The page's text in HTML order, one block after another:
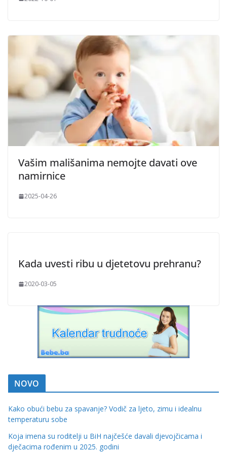
Vašim mališanima nemojte davati ove
namirnice
2025-04-26
Kada uvesti ribu u djetetovu prehranu?
2020-03-05
NOVO
Kako obući bebu za spavanje? Vodič za ljeto, zimu i idealnu
temperaturu sobe
Koja imena su roditelji u BiH najčešće davali djevojčicama i
dječacima rođenim u 2025. godini